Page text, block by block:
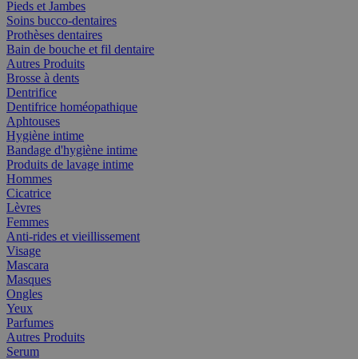
Pieds et Jambes
Soins bucco-dentaires
Prothèses dentaires
Bain de bouche et fil dentaire
Autres Produits
Brosse à dents
Dentrifice
Dentifrice homéopathique
Aphtouses
Hygiène intime
Bandage d'hygiène intime
Produits de lavage intime
Hommes
Cicatrice
Lèvres
Femmes
Anti-rides et vieillissement
Visage
Mascara
Masques
Ongles
Yeux
Parfumes
Autres Produits
Serum